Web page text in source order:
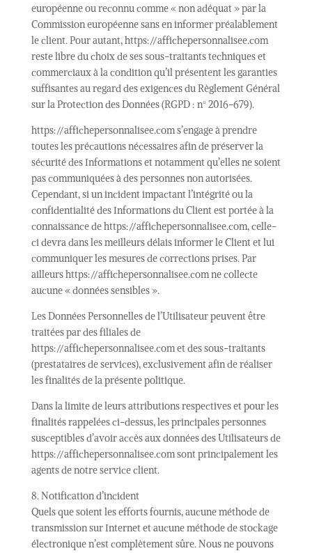
européenne ou reconnu comme « non adéquat » par la
Commission européenne sans en informer préalablement
le client. Pour autant, https://affichepersonnalisee.com
reste libre du choix de ses sous-traitants techniques et
commerciaux à la condition qu’il présentent les garanties
suffisantes au regard des exigences du Règlement Général
sur la Protection des Données (RGPD : n° 2016-679).
https://affichepersonnalisee.com s’engage à prendre
toutes les précautions nécessaires afin de préserver la
sécurité des Informations et notamment qu’elles ne soient
pas communiquées à des personnes non autorisées.
Cependant, si un incident impactant l’intégrité ou la
confidentialité des Informations du Client est portée à la
connaissance de https://affichepersonnalisee.com, celle-
ci devra dans les meilleurs délais informer le Client et lui
communiquer les mesures de corrections prises. Par
ailleurs https://affichepersonnalisee.com ne collecte
aucune « données sensibles ».
Les Données Personnelles de l’Utilisateur peuvent être
traitées par des filiales de
https://affichepersonnalisee.com et des sous-traitants
(prestataires de services), exclusivement afin de réaliser
les finalités de la présente politique.
Dans la limite de leurs attributions respectives et pour les
finalités rappelées ci-dessus, les principales personnes
susceptibles d’avoir accès aux données des Utilisateurs de
https://affichepersonnalisee.com sont principalement les
agents de notre service client.
8. Notification d’incident
Quels que soient les efforts fournis, aucune méthode de
transmission sur Internet et aucune méthode de stockage
électronique n’est complètement sûre. Nous ne pouvons